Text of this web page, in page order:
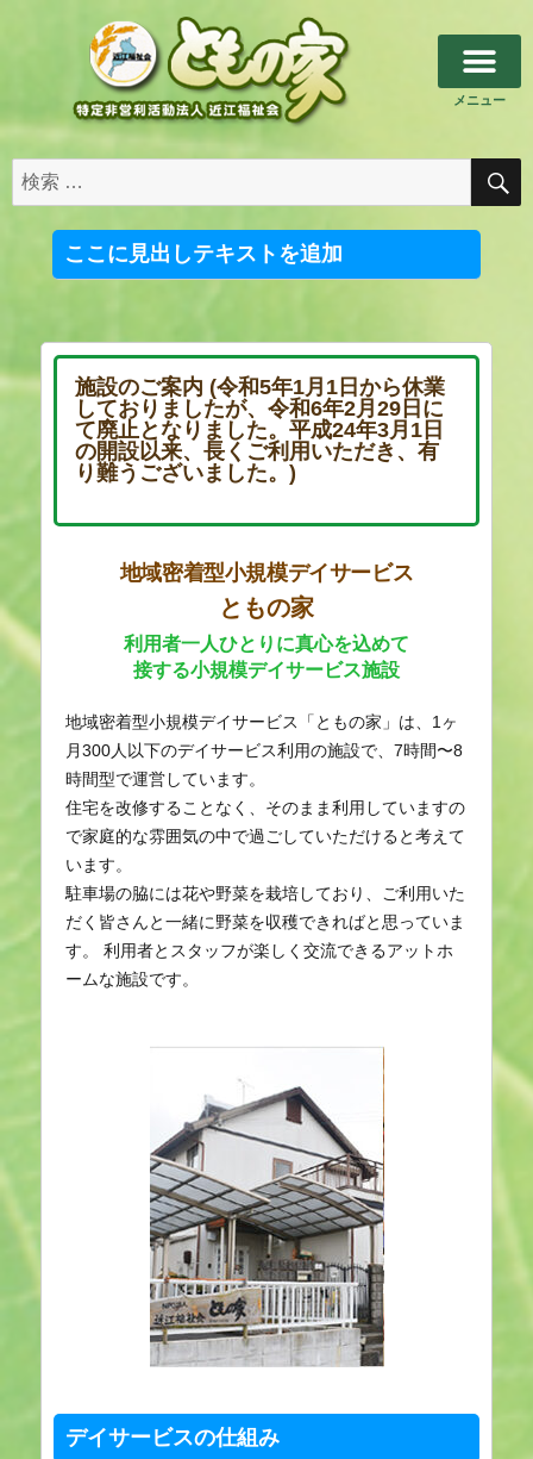
メニュー
ここに見出しテキストを追加
施設のご案内 (令和5年1月1日から休業
しておりましたが、令和6年2月29日に
て廃止となりました。平成24年3月1日
の開設以来、長くご利用いただき、有
り難うございました。)
地域密着型小規模デイサービス
ともの家
利用者一人ひとりに真心を込めて
接する小規模デイサービス施設
地域密着型小規模デイサービス「ともの家」は、1ヶ
月300人以下のデイサービス利用の施設で、7時間〜8
時間型で運営しています。
住宅を改修することなく、そのまま利用していますの
で家庭的な雰囲気の中で過ごしていただけると考えて
います。
駐車場の脇には花や野菜を栽培しており、ご利用いた
だく皆さんと一緒に野菜を収穫できればと思っていま
す。 利用者とスタッフが楽しく交流できるアットホ
ームな施設です。
デイサービスの仕組み